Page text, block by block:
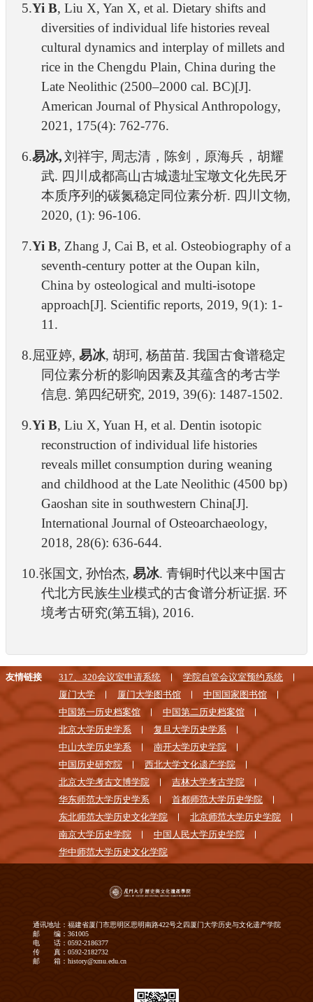
5.Yi B, Liu X, Yan X, et al. Dietary shifts and
diversities of individual life histories reveal
cultural dynamics and interplay of millets and
rice in the Chengdu Plain, China during the
Late Neolithic (2500–2000 cal. BC)[J].
American Journal of Physical Anthropology,
2021, 175(4): 762-776.
6.易冰, 刘祥宇, 周志清，陈剑，原海兵，胡耀
武. 四川成都高山古城遗址宝墩文化先民牙
本质序列的碳氮稳定同位素分析. 四川文物,
2020, (1): 96-106.
7.Yi B, Zhang J, Cai B, et al. Osteobiography of a
seventh-century potter at the Oupan kiln,
China by osteological and multi-isotope
approach[J]. Scientific reports, 2019, 9(1): 1-
11.
8.屈亚婷,易冰,胡珂,杨苗苗.我国古食谱稳定
同位素分析的影响因素及其蕴含的考古学
信息.第四纪研究, 2019, 39(6): 1487-1502.
9.Yi B, Liu X, Yuan H, et al. Dentin isotopic
reconstruction of individual life histories
reveals millet consumption during weaning
and childhood at the Late Neolithic (4500 bp)
Gaoshan site in southwestern China[J].
International Journal of Osteoarchaeology,
2018, 28(6): 636-644.
10.张国文,孙怡杰,易冰.青铜时代以来中国古
代北方民族生业模式的古食谱分析证据.环
境考古研究(第五辑), 2016.
友情链接 317、320会议室申请系统
学院自管会议室预约系统
厦门大学
厦门大学图书馆
中国国家图书馆
中国第一历史档案馆
中国第二历史档案馆
北京大学历史学系
复旦大学历史学系
中山大学历史学系
南开大学历史学院
中国历史研究院
西北大学文化遗产学院
北京大学考古文博学院
吉林大学考古学院
华东师范大学历史学系
首都师范大学历史学院
东北师范大学历史文化学院
北京师范大学历史学院
南京大学历史学院
中国人民大学历史学院
华中师范大学历史文化学院
通讯地址：福建省厦门市思明区思明南路422号之四厦门大学历史与文化遗产学院
邮 编：361005
电 话：0592-2186377
传 真：0592-2182732
邮 箱：history@xmu.edu.cn